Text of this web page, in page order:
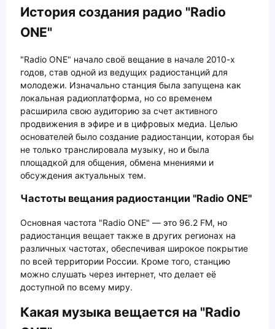
История создания радио "Radio
ONE"
"Radio ONE" начало своё вещание в начале 2010-х
годов, став одной из ведущих радиостанций для
молодежи. Изначально станция была запущена как
локальная радиоплатформа, но со временем
расширила свою аудиторию за счет активного
продвижения в эфире и в цифровых медиа. Целью
основателей было создание радиостанции, которая бы
не только транслировала музыку, но и была
площадкой для общения, обмена мнениями и
обсуждения актуальных тем.
Частоты вещания радиостанции "Radio ONE"
Основная частота "Radio ONE" — это 96.2 FM, но
радиостанция вещает также в других регионах на
различных частотах, обеспечивая широкое покрытие
по всей территории России. Кроме того, станцию
можно слушать через интернет, что делает её
доступной по всему миру.
Какая музыка вещается на "Radio